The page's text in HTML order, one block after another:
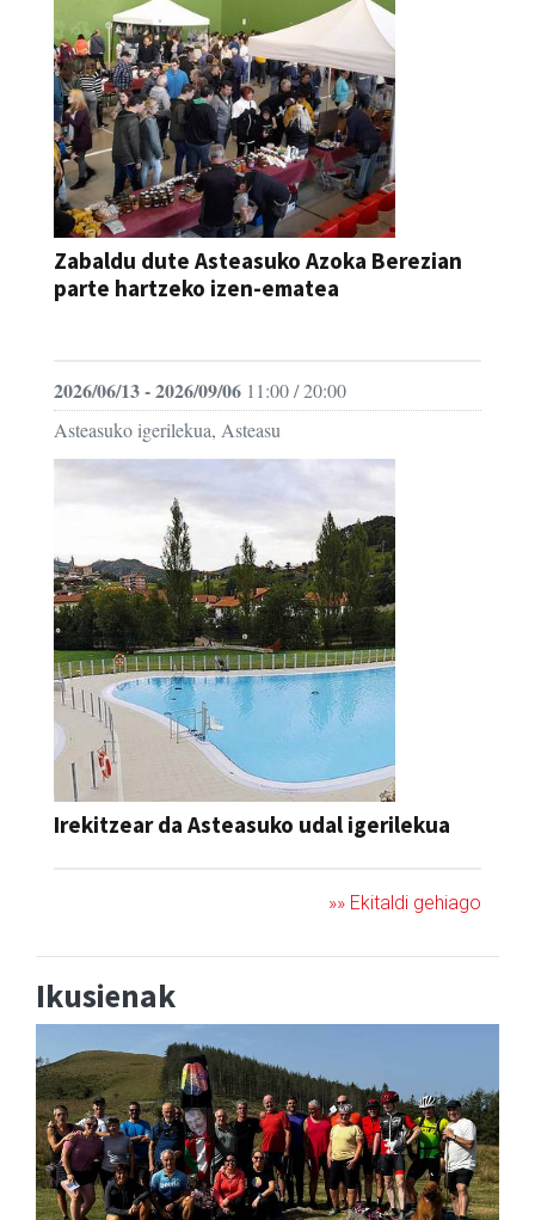
Zabaldu dute Asteasuko Azoka Berezian
parte hartzeko izen-ematea
2026/06/13 - 2026/09/06 11:00 / 20:00
Asteasuko igerilekua, Asteasu
Irekitzear da Asteasuko udal igerilekua
»» Ekitaldi gehiago
Ikusienak